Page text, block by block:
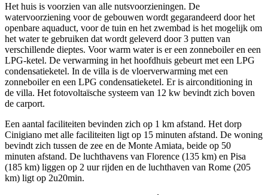
Het huis is voorzien van alle nutsvoorzieningen. De
watervoorziening voor de gebouwen wordt gegarandeerd door het
openbare aquaduct, voor de tuin en het zwembad is het mogelijk om
het water te gebruiken dat wordt geleverd door 3 putten van
verschillende dieptes. Voor warm water is er een zonneboiler en een
LPG-ketel. De verwarming in het hoofdhuis gebeurt met een LPG
condensatieketel. In de villa is de vloerverwarming met een
zonneboiler en een LPG condensatieketel. Er is airconditioning in
de villa. Het fotovoltaïsche systeem van 12 kw bevindt zich boven
de carport.
Een aantal faciliteiten bevinden zich op 1 km afstand. Het dorp
Cinigiano met alle faciliteiten ligt op 15 minuten afstand. De woning
bevindt zich tussen de zee en de Monte Amiata, beide op 50
minuten afstand. De luchthavens van Florence (135 km) en Pisa
(185 km) liggen op 2 uur rijden en de luchthaven van Rome (205
km) ligt op 2u20min.